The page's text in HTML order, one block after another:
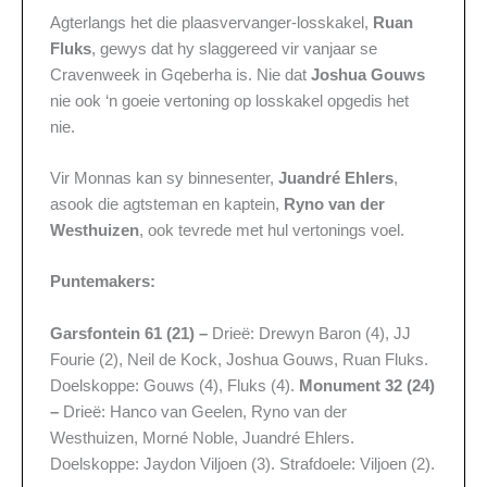
Agterlangs het die plaasvervanger-losskakel, Ruan
Fluks, gewys dat hy slaggereed vir vanjaar se
Cravenweek in Gqeberha is. Nie dat Joshua Gouws
nie ook ‘n goeie vertoning op losskakel opgedis het
nie.
Vir Monnas kan sy binnesenter, Juandré Ehlers,
asook die agtsteman en kaptein, Ryno van der
Westhuizen, ook tevrede met hul vertonings voel.
Puntemakers:
Garsfontein 61 (21) – Drieë: Drewyn Baron (4), JJ
Fourie (2), Neil de Kock, Joshua Gouws, Ruan Fluks.
Doelskoppe: Gouws (4), Fluks (4). Monument 32 (24)
– Drieë: Hanco van Geelen, Ryno van der
Westhuizen, Morné Noble, Juandré Ehlers.
Doelskoppe: Jaydon Viljoen (3). Strafdoele: Viljoen (2).